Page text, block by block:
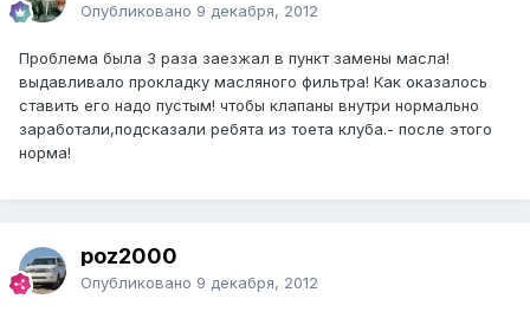
Опубликовано 9 декабря, 2012
Проблема была 3 раза заезжал в пункт замены масла!
выдавливало прокладку масляного фильтра! Как оказалось
ставить его надо пустым! чтобы клапаны внутри нормально
заработали,подсказали ребята из тоета клуба.- после этого
норма!
poz2000
Опубликовано 9 декабря, 2012